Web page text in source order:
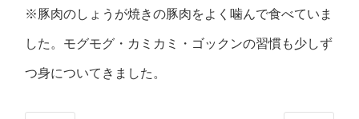
※豚肉のしょうが焼きの豚肉をよく噛んで食べていま
した。モグモグ・カミカミ・ゴックンの習慣も少しず
つ身についてきました。